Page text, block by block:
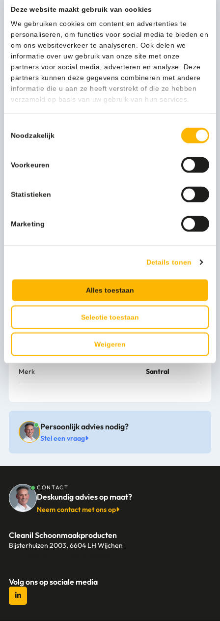
Deze website maakt gebruik van cookies
We gebruiken cookies om content en advertenties te
personaliseren, om functies voor social media te bieden en
om ons websiteverkeer te analyseren. Ook delen we
informatie over uw gebruik van onze site met onze
partners voor social media, adverteren en analyse. Deze
partners kunnen deze gegevens combineren met andere
informatie die u aan ze heeft verstrekt of die ze hebben
verzameld op basis van uw gebruik van hun services.
Noodzakelijk
Voorkeuren
Statistieken
Marketing
Details tonen
Alles toestaan
Selectie toestaan
Weigeren
ml
-
21411929
aantal
1-3 werkdagen
Kan ik u helpen?
Neem contact op
Beschrijving
Hecht u waarde aan hygiëne? Zowel voor uzelf als voor uw
gasten? Dan mag een zeepdispenser zeker niet ontbreken
Deze 600 ml zeepdispenser van SanTRAL kan dankzij het
de wand gemonteerd worden en is voorzien van een anti-
fingerprint coating. De inhoud kan dankzij het venster snel
duwbeugel wordt de vloeistof netjes gedoseerd.
U gaat voor hygiëne en gemak? Vraag dan nu de offerte
aan.
Artikel hoogte mm 286
Artikel breedte mm 97
Merk Santral
Persoonlijk advies nodig?
Stel een vraag
CONTACT
Deskundig advies op maat?
Neem contact met ons op
Cleanil Schoonmaakproducten
Bijsterhuizen 2003, 6604 LH Wijchen
Volg ons op sociale media